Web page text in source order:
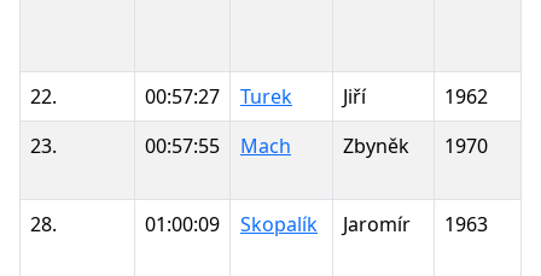
22.
00:57:27 Turek Jiří 1962
23.
00:57:55 Mach Zbyněk 1970
28.
01:00:09 Skopalík Jaromír 1963